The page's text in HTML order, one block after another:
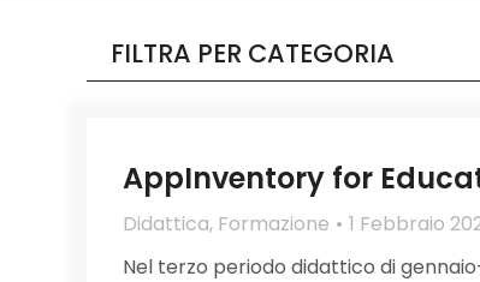
FILTRA PER CATEGORIA
AppInventory for
Didattica, Formazione
1 Febbraio
Nel terzo periodo didattico di